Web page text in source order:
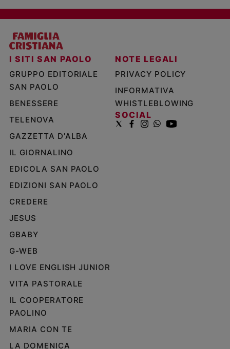
I SITI SAN PAOLO
GRUPPO EDITORIALE
SAN PAOLO
BENESSERE
TELENOVA
GAZZETTA D'ALBA
IL GIORNALINO
EDICOLA SAN PAOLO
EDIZIONI SAN PAOLO
CREDERE
JESUS
GBABY
G-WEB
I LOVE ENGLISH JUNIOR
VITA PASTORALE
IL COOPERATORE
PAOLINO
MARIA CON TE
LA DOMENICA
NOTE LEGALI
PRIVACY POLICY
INFORMATIVA
WHISTLEBLOWING
SOCIAL